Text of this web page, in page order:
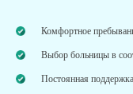
Комфортное
Выбор больницы в
Постоянная